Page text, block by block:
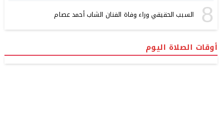
8 السبب الحقيقي وراء وفاة الفنان الشاب أحمد عصام
أوقات الصلاة اليوم